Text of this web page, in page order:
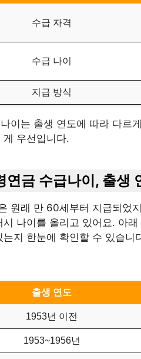
수급 자격
수급 나이
지급 방식
이는 출생 연도에 따라 다르
게 우선입니다.
연금 수급나이, 출생
원래 만 60세부터 지급되었
시 나이를 올리고 있어요. 아
는지 한눈에 확인할 수 있습니
출생 연도
1953년 이전
1953~1956년